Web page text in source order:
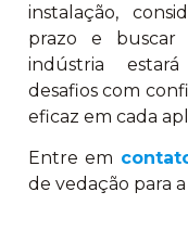
instalação,
prazo e buscar
indústria
desafios com
eficaz em cada
Entre em
de vedação para